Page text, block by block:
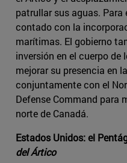
patrullar sus aguas.
contado con la
marítimas. El gobierno
inversión en el cuerpo de
mejorar su presencia en
conjuntamente con el
Defense Command para
norte de Canadá.
Estados Unidos: el
del Ártico